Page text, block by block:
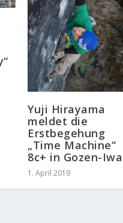
Yuji Hirayama
meldet die
Erstbegehung
„Time Machine“
8c+ in Gozen-Iwa
1. April 2019